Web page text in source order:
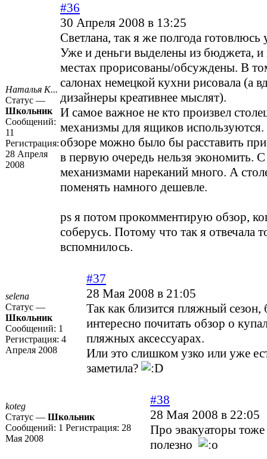
Наталья К...
Статус —
Школьник
Сообщений:
11
Регистрация:
28 Апреля
2008
#36
30 Апреля 2008 в 13:25
Светлана, так я же полгода готовлюсь
Уже и деньги выделены из бюджета, и
местах прорисованы/обсуждены. В
салонах немецкой кухни рисовала (а
дизайнеры креативнее мыслят).
И самое важное не кто произвел
механизмы для ящиков используются.
обзоре можно было бы расставить
в первую очередь нельзя экономить.
механизмами нареканий много. А
поменять намного дешевле.
ps я потом прокомментирую обзор,
соберусь. Потому что так я отвечала
вспомнилось.
selena
Статус —
Школьник
Сообщений: 1
Регистрация: 4
Апреля 2008
#37
28 Мая 2008 в 21:05
Так как близится пляжный
интересно почитать обзор о
пляжных аксессуарах.
Или это слишком узко или уже
заметила?
koteg
Статус — Школьник
Сообщений: 1 Регистрация: 28
Мая 2008
#38
28 Мая 2008 в 22:05
Про эвакуаторы
полезно